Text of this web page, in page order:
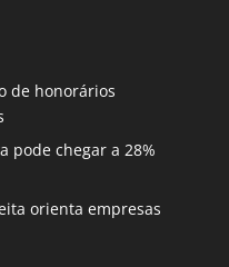
de honorários
pode chegar a 28%
orienta empresas